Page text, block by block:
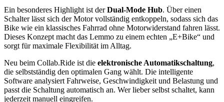
Ein besonderes Highlight ist derDual-Mode Hub. Über einen
Schalter lässt sich der Motor vollständig entkoppeln, sodass sich das
Bike wie ein klassisches Fahrrad ohne Motorwiderstand fahren lässt.
Dieses Konzept macht das Lemmo zu einem echten „E+Bike“ und
sorgt für maximale Flexibilität im Alltag.
Neu beim Collab.Ride ist die elektronische Automatikschaltung,
die selbstständig den optimalen Gang wählt. Die intelligente
Software analysiert Fahrweise, Geschwindigkeit und Belastung und
passt die Schaltung automatisch an. Wer lieber selbst schaltet, kann
jederzeit manuell eingreifen.